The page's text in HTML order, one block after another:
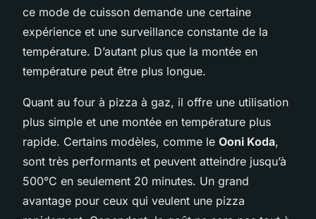
ce mode de cuisson demande une certaine
expérience et une surveillance constante de la
température. D’autant plus que la montée en
température peut être plus longue.
Quant au four à pizza à gaz, il offre une utilisation
plus simple et une montée en température plus
rapide. Certains modèles, comme le Ooni Koda,
sont très performants et peuvent atteindre jusqu’à
500°C en seulement 20 minutes. Un grand
avantage pour ceux qui veulent une pizza